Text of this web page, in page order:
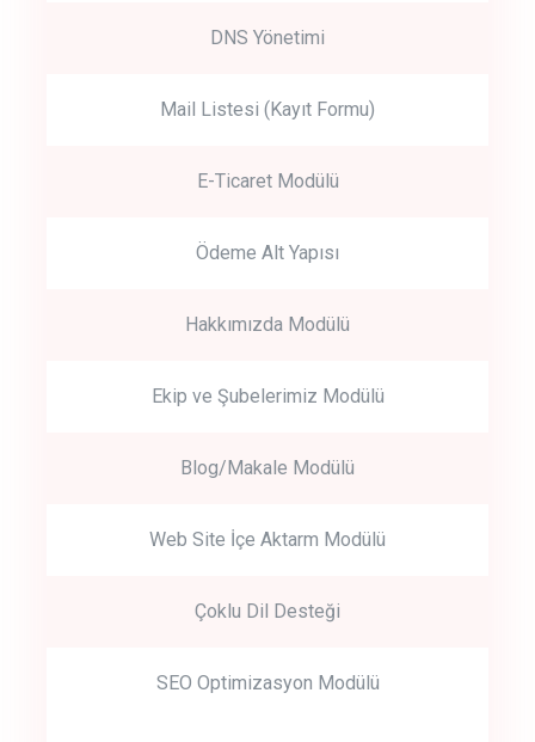
DNS Yönetimi
Mail Listesi (Kayıt Formu)
E-Ticaret Modülü
Ödeme Alt Yapısı
Hakkımızda Modülü
Ekip ve Şubelerimiz Modülü
Blog/Makale Modülü
Web Site İçe Aktarm Modülü
Çoklu Dil Desteği
SEO Optimizasyon Modülü